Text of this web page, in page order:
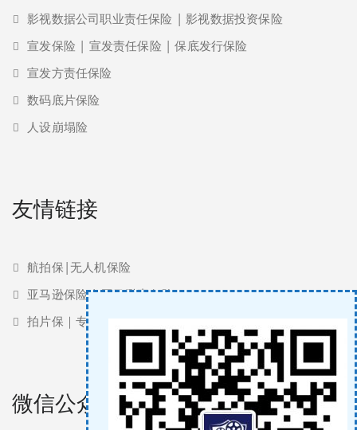
影视数据公司职业责任保险 | 影视数据投资保险
宣发保险 | 宣发责任保险 | 保底发行保险
宣发方责任保险
数码底片保险
人设崩塌险
友情链接
航拍保|无人机保险
亚马逊保险 | 亚马逊责任险
拍片保｜专业影视保险服务商
微信公众号